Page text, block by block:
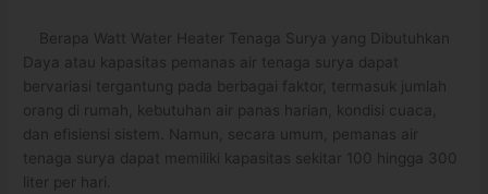
Berapa Watt Water Heater Tenaga Surya yang Dibutuhkan
Daya atau kapasitas pemanas air tenaga surya dapat
bervariasi tergantung pada berbagai faktor, termasuk jumlah
orang di rumah, kebutuhan air panas harian, kondisi cuaca,
dan efisiensi sistem. Namun, secara umum, pemanas air
tenaga surya dapat memiliki kapasitas sekitar 100 hingga 300
liter per hari.